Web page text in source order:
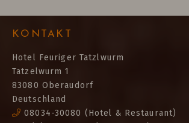
KONTAKT
Hotel Feuriger Tatzlwurm
Tatzelwurm 1
83080 Oberaudorf
Deutschland
08034-30080 (Hotel & Restaurant)